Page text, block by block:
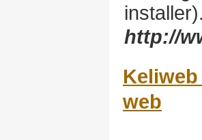
installer).
http://
web